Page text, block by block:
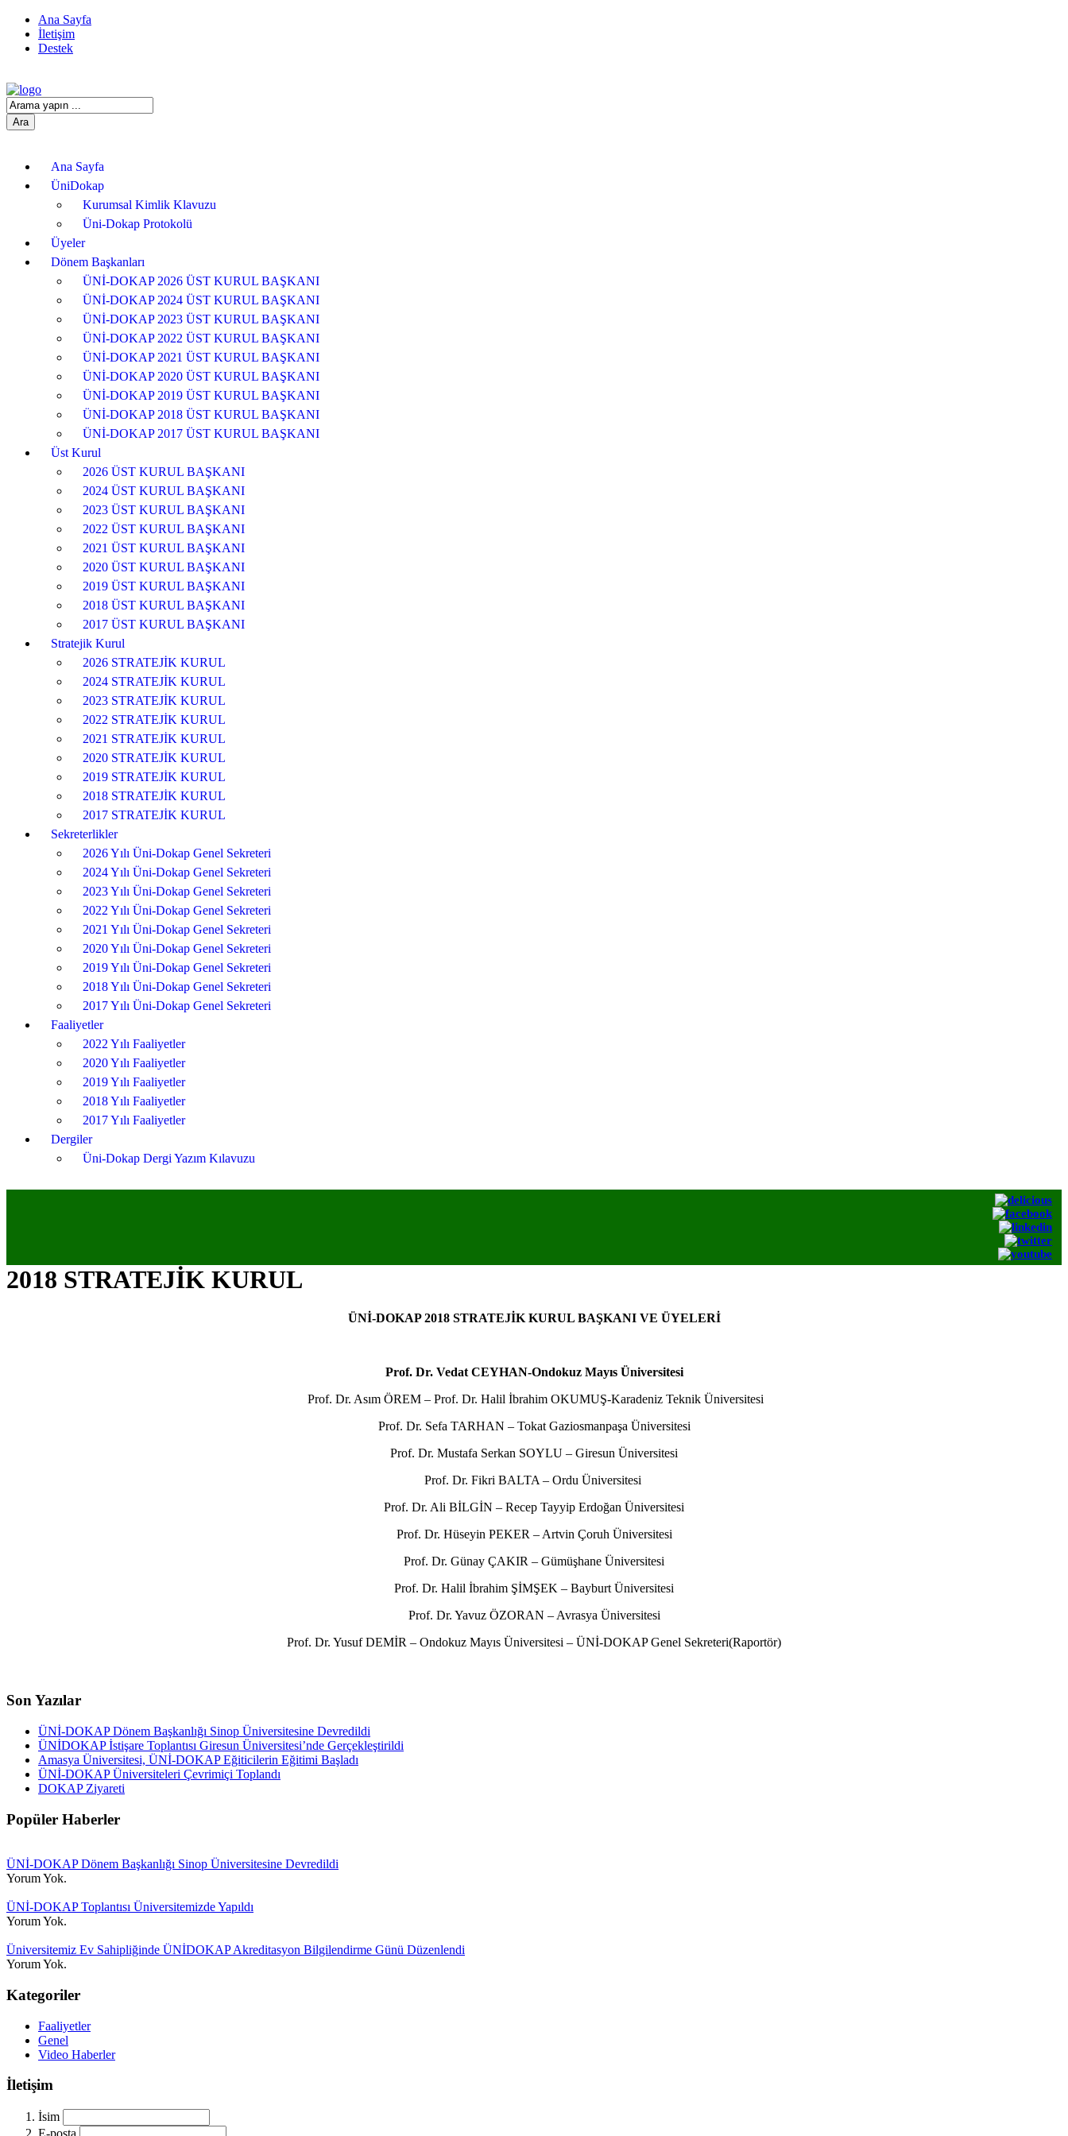
Ana Sayfa
İletişim
Destek
Ana Sayfa
ÜniDokap
Kurumsal Kimlik Klavuzu
Üni-Dokap Protokolü
Üyeler
Dönem Başkanları
ÜNİ-DOKAP 2026 ÜST KURUL BAŞKANI
ÜNİ-DOKAP 2024 ÜST KURUL BAŞKANI
ÜNİ-DOKAP 2023 ÜST KURUL BAŞKANI
ÜNİ-DOKAP 2022 ÜST KURUL BAŞKANI
ÜNİ-DOKAP 2021 ÜST KURUL BAŞKANI
ÜNİ-DOKAP 2020 ÜST KURUL BAŞKANI
ÜNİ-DOKAP 2019 ÜST KURUL BAŞKANI
ÜNİ-DOKAP 2018 ÜST KURUL BAŞKANI
ÜNİ-DOKAP 2017 ÜST KURUL BAŞKANI
Üst Kurul
2026 ÜST KURUL BAŞKANI
2024 ÜST KURUL BAŞKANI
2023 ÜST KURUL BAŞKANI
2022 ÜST KURUL BAŞKANI
2021 ÜST KURUL BAŞKANI
2020 ÜST KURUL BAŞKANI
2019 ÜST KURUL BAŞKANI
2018 ÜST KURUL BAŞKANI
2017 ÜST KURUL BAŞKANI
Stratejik Kurul
2026 STRATEJİK KURUL
2024 STRATEJİK KURUL
2023 STRATEJİK KURUL
2022 STRATEJİK KURUL
2021 STRATEJİK KURUL
2020 STRATEJİK KURUL
2019 STRATEJİK KURUL
2018 STRATEJİK KURUL
2017 STRATEJİK KURUL
Sekreterlikler
2026 Yılı Üni-Dokap Genel Sekreteri
2024 Yılı Üni-Dokap Genel Sekreteri
2023 Yılı Üni-Dokap Genel Sekreteri
2022 Yılı Üni-Dokap Genel Sekreteri
2021 Yılı Üni-Dokap Genel Sekreteri
2020 Yılı Üni-Dokap Genel Sekreteri
2019 Yılı Üni-Dokap Genel Sekreteri
2018 Yılı Üni-Dokap Genel Sekreteri
2017 Yılı Üni-Dokap Genel Sekreteri
Faaliyetler
2022 Yılı Faaliyetler
2020 Yılı Faaliyetler
2019 Yılı Faaliyetler
2018 Yılı Faaliyetler
2017 Yılı Faaliyetler
Dergiler
Üni-Dokap Dergi Yazım Kılavuzu
2018 STRATEJİK KURUL
ÜNİ-DOKAP 2018 STRATEJİK KURUL BAŞKANI VE ÜYELERİ
Prof. Dr. Vedat CEYHAN-Ondokuz Mayıs Üniversitesi
Prof. Dr. Asım ÖREM – Prof. Dr. Halil İbrahim OKUMUŞ-Karadeniz Teknik Üniversitesi
Prof. Dr. Sefa TARHAN – Tokat Gaziosmanpaşa Üniversitesi
Prof. Dr. Mustafa Serkan SOYLU – Giresun Üniversitesi
Prof. Dr. Fikri BALTA – Ordu Üniversitesi
Prof. Dr. Ali BİLGİN – Recep Tayyip Erdoğan Üniversitesi
Prof. Dr. Hüseyin PEKER – Artvin Çoruh Üniversitesi
Prof. Dr. Günay ÇAKIR – Gümüşhane Üniversitesi
Prof. Dr. Halil İbrahim ŞİMŞEK – Bayburt Üniversitesi
Prof. Dr. Yavuz ÖZORAN – Avrasya Üniversitesi
Prof. Dr. Yusuf DEMİR – Ondokuz Mayıs Üniversitesi – ÜNİ-DOKAP Genel Sekreteri(Raportör)
Son Yazılar
ÜNİ-DOKAP Dönem Başkanlığı Sinop Üniversitesine Devredildi
ÜNİDOKAP İstişare Toplantısı Giresun Üniversitesi’nde Gerçekleştirildi
Amasya Üniversitesi, ÜNİ-DOKAP Eğiticilerin Eğitimi Başladı
ÜNİ-DOKAP Üniversiteleri Çevrimiçi Toplandı
DOKAP Ziyareti
Popüler Haberler
ÜNİ-DOKAP Dönem Başkanlığı Sinop Üniversitesine Devredildi
Yorum Yok.
ÜNİ-DOKAP Toplantısı Üniversitemizde Yapıldı
Yorum Yok.
Üniversitemiz Ev Sahipliğinde ÜNİDOKAP Akreditasyon Bilgilendirme Günü Düzenlendi
Yorum Yok.
Kategoriler
Faaliyetler
Genel
Video Haberler
İletişim
İsim